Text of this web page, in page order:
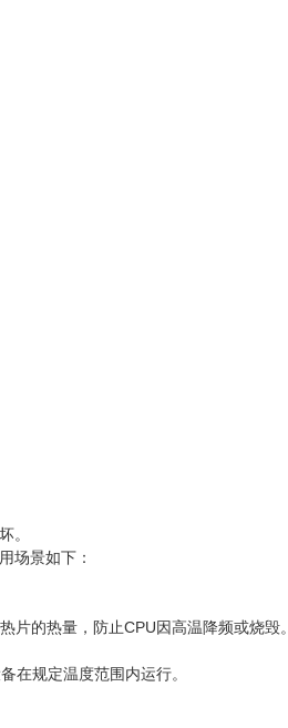
。
场景如下：
的热量，防止CPU因高温降频或烧毁。
在规定温度范围内运行。